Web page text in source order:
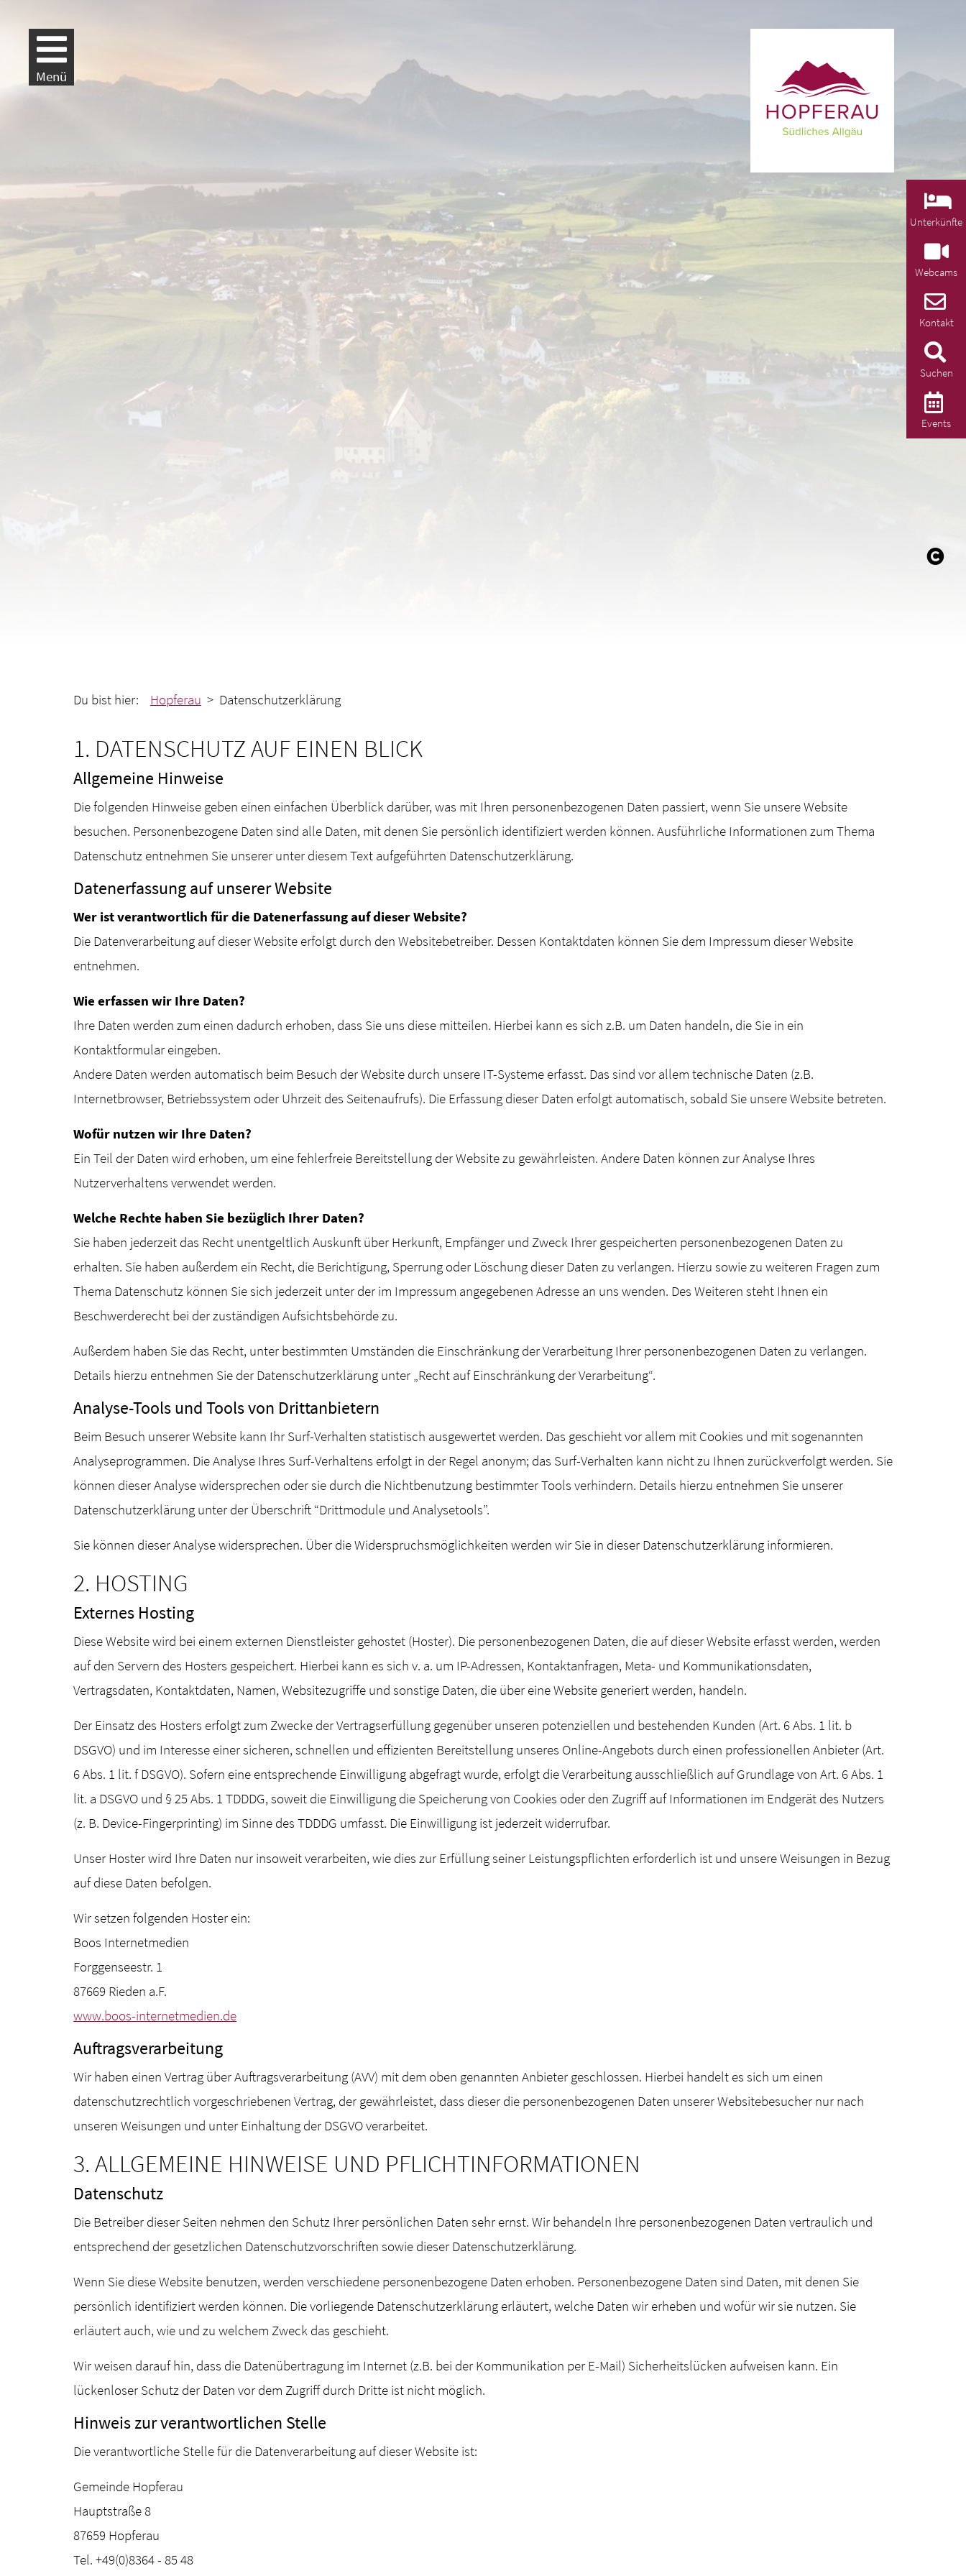
Unterkünfte
Webcams
Kontakt
Suchen
Events
Menü
Du bist hier: Hopferau > Datenschutzerklärung
1. DATENSCHUTZ AUF EINEN BLICK
Allgemeine Hinweise
Die folgenden Hinweise geben einen einfachen Überblick darüber, was mit Ihren personenbezogenen Daten passiert, wenn Sie unsere Website
besuchen. Personenbezogene Daten sind alle Daten, mit denen Sie persönlich identifiziert werden können. Ausführliche Informationen zum Thema
Datenschutz entnehmen Sie unserer unter diesem Text aufgeführten Datenschutzerklärung.
Datenerfassung auf unserer Website
Wer ist verantwortlich für die Datenerfassung auf dieser Website?
Die Datenverarbeitung auf dieser Website erfolgt durch den Websitebetreiber. Dessen Kontaktdaten können Sie dem Impressum dieser Website
entnehmen.
Wie erfassen wir Ihre Daten?
Ihre Daten werden zum einen dadurch erhoben, dass Sie uns diese mitteilen. Hierbei kann es sich z.B. um Daten handeln, die Sie in ein
Kontaktformular eingeben.
Andere Daten werden automatisch beim Besuch der Website durch unsere IT-Systeme erfasst. Das sind vor allem technische Daten (z.B.
Internetbrowser, Betriebssystem oder Uhrzeit des Seitenaufrufs). Die Erfassung dieser Daten erfolgt automatisch, sobald Sie unsere Website betreten.
Wofür nutzen wir Ihre Daten?
Ein Teil der Daten wird erhoben, um eine fehlerfreie Bereitstellung der Website zu gewährleisten. Andere Daten können zur Analyse Ihres
Nutzerverhaltens verwendet werden.
Welche Rechte haben Sie bezüglich Ihrer Daten?
Sie haben jederzeit das Recht unentgeltlich Auskunft über Herkunft, Empfänger und Zweck Ihrer gespeicherten personenbezogenen Daten zu
erhalten. Sie haben außerdem ein Recht, die Berichtigung, Sperrung oder Löschung dieser Daten zu verlangen. Hierzu sowie zu weiteren Fragen zum
Thema Datenschutz können Sie sich jederzeit unter der im Impressum angegebenen Adresse an uns wenden. Des Weiteren steht Ihnen ein
Beschwerderecht bei der zuständigen Aufsichtsbehörde zu.
Außerdem haben Sie das Recht, unter bestimmten Umständen die Einschränkung der Verarbeitung Ihrer personenbezogenen Daten zu verlangen.
Details hierzu entnehmen Sie der Datenschutzerklärung unter „Recht auf Einschränkung der Verarbeitung“.
Analyse-Tools und Tools von Drittanbietern
Beim Besuch unserer Website kann Ihr Surf-Verhalten statistisch ausgewertet werden. Das geschieht vor allem mit Cookies und mit sogenannten
Analyseprogrammen. Die Analyse Ihres Surf-Verhaltens erfolgt in der Regel anonym; das Surf-Verhalten kann nicht zu Ihnen zurückverfolgt werden. Sie
können dieser Analyse widersprechen oder sie durch die Nichtbenutzung bestimmter Tools verhindern. Details hierzu entnehmen Sie unserer
Datenschutzerklärung unter der Überschrift “Drittmodule und Analysetools”.
Sie können dieser Analyse widersprechen. Über die Widerspruchsmöglichkeiten werden wir Sie in dieser Datenschutzerklärung informieren.
2. HOSTING
Externes Hosting
Diese Website wird bei einem externen Dienstleister gehostet (Hoster). Die personenbezogenen Daten, die auf dieser Website erfasst werden, werden
auf den Servern des Hosters gespeichert. Hierbei kann es sich v. a. um IP-Adressen, Kontaktanfragen, Meta- und Kommunikationsdaten,
Vertragsdaten, Kontaktdaten, Namen, Websitezugriffe und sonstige Daten, die über eine Website generiert werden, handeln.
Der Einsatz des Hosters erfolgt zum Zwecke der Vertragserfüllung gegenüber unseren potenziellen und bestehenden Kunden (Art. 6 Abs. 1 lit. b
DSGVO) und im Interesse einer sicheren, schnellen und effizienten Bereitstellung unseres Online-Angebots durch einen professionellen Anbieter (Art.
6 Abs. 1 lit. f DSGVO). Sofern eine entsprechende Einwilligung abgefragt wurde, erfolgt die Verarbeitung ausschließlich auf Grundlage von Art. 6 Abs. 1
lit. a DSGVO und § 25 Abs. 1 TDDDG, soweit die Einwilligung die Speicherung von Cookies oder den Zugriff auf Informationen im Endgerät des Nutzers
(z. B. Device-Fingerprinting) im Sinne des TDDDG umfasst. Die Einwilligung ist jederzeit widerrufbar.
Unser Hoster wird Ihre Daten nur insoweit verarbeiten, wie dies zur Erfüllung seiner Leistungspflichten erforderlich ist und unsere Weisungen in Bezug
auf diese Daten befolgen.
Wir setzen folgenden Hoster ein:
Boos Internetmedien
Forggenseestr. 1
87669 Rieden a.F.
www.boos-internetmedien.de
Auftragsverarbeitung
Wir haben einen Vertrag über Auftragsverarbeitung (AVV) mit dem oben genannten Anbieter geschlossen. Hierbei handelt es sich um einen
datenschutzrechtlich vorgeschriebenen Vertrag, der gewährleistet, dass dieser die personenbezogenen Daten unserer Websitebesucher nur nach
unseren Weisungen und unter Einhaltung der DSGVO verarbeitet.
3. ALLGEMEINE HINWEISE UND PFLICHTINFORMATIONEN
Datenschutz
Die Betreiber dieser Seiten nehmen den Schutz Ihrer persönlichen Daten sehr ernst. Wir behandeln Ihre personenbezogenen Daten vertraulich und
entsprechend der gesetzlichen Datenschutzvorschriften sowie dieser Datenschutzerklärung.
Wenn Sie diese Website benutzen, werden verschiedene personenbezogene Daten erhoben. Personenbezogene Daten sind Daten, mit denen Sie
persönlich identifiziert werden können. Die vorliegende Datenschutzerklärung erläutert, welche Daten wir erheben und wofür wir sie nutzen. Sie
erläutert auch, wie und zu welchem Zweck das geschieht.
Wir weisen darauf hin, dass die Datenübertragung im Internet (z.B. bei der Kommunikation per E-Mail) Sicherheitslücken aufweisen kann. Ein
lückenloser Schutz der Daten vor dem Zugriff durch Dritte ist nicht möglich.
Hinweis zur verantwortlichen Stelle
Die verantwortliche Stelle für die Datenverarbeitung auf dieser Website ist:
Gemeinde Hopferau
Hauptstraße 8
87659 Hopferau
Tel. +49(0)8364 - 85 48